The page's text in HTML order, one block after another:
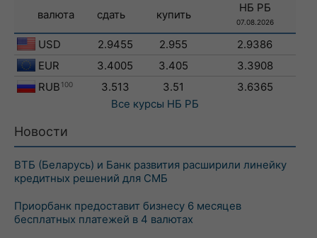
валюта сдать купить
НБ РБ
07.08.2026
USD 2.9455 2.955
2.9386
EUR
3.4005 3.405
3.3908
RUB 100 3.513 3.51
3.6365
Все курсы НБ РБ
Новости
ВТБ (Беларусь) и Банк развития расширили линейку
кредитных решений для СМБ
Приорбанк предоставит бизнесу 6 месяцев
бесплатных платежей в 4 валютах